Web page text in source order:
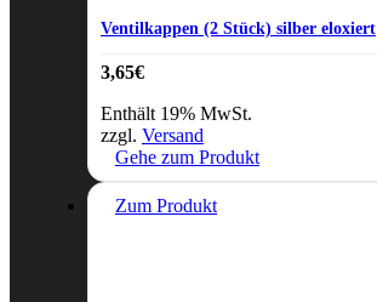
Ventilkappen (2 Stück) silber eloxiert
3,65€
Enthält 19% MwSt.
zzgl. Versand
Gehe zum Produkt
Zum Produkt